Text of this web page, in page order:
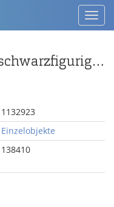
Fragment einer attisch-schwarzfigurigen Schale
1132923
Einzelobjekte
138410